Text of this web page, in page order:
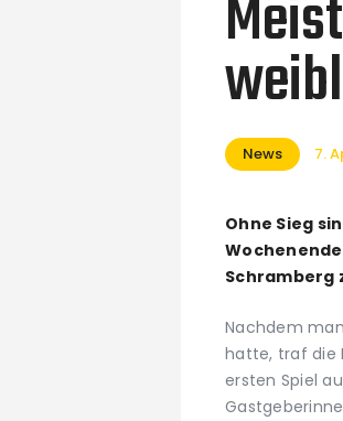
News 7.
Ohne Sieg
Schramberg
Nachdem
hatte, traf die
ersten Spiel